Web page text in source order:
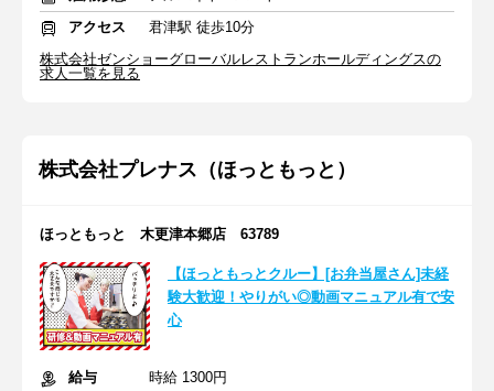
アクセス
君津駅 徒歩10分
株式会社ゼンショーグローバルレストランホールディングスの
求人一覧を見る
株式会社プレナス（ほっともっと）
ほっともっと 木更津本郷店 63789
【ほっともっとクルー】[お弁当屋さん]未経
験大歓迎！やりがい◎動画マニュアル有で安
心
給与
時給 1300円